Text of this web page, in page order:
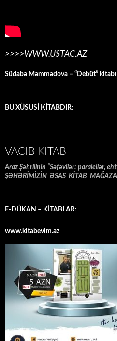
>>>>WWW.USTAC.AZ
Südabə Məmmədova – “Debüt” kitabı
BU XÜSUSİ KİTABDIR:
VACIB KITAB
Araz Şəhrilinin “Səfəvilər: paralellər,
ŞƏHƏRİMİZİN ƏSAS KİTAB
E-DÜKAN – KİTABLAR:
www.kitabevim.az